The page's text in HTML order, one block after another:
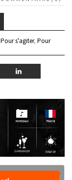
Pour s'agiter, Pour